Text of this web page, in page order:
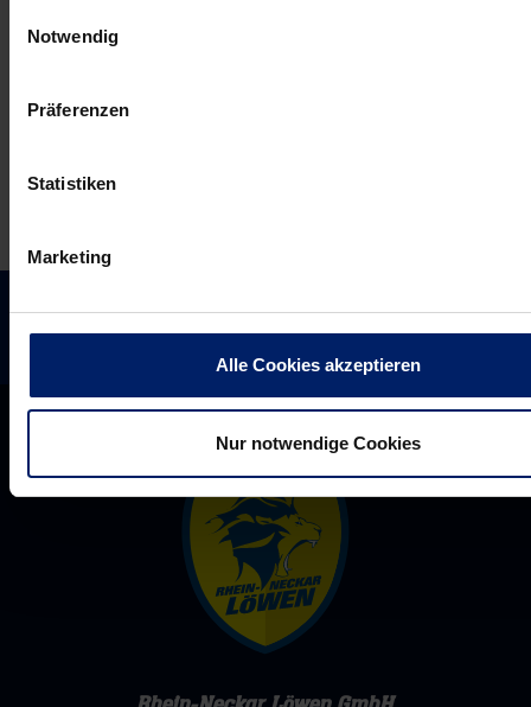
Notwendig
Präferenzen
Statistiken
Marketing
Alle Cookies akzeptieren
Nur notwendige Cookies